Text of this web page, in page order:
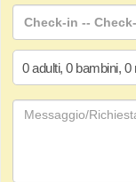
0 adulti, 0 bambini, 0